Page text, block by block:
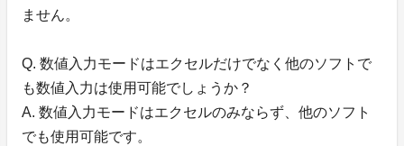
ません。
Q. 数値入力モードはエクセルだけでなく他のソフトで
も数値入力は使用可能でしょうか？
A. 数値入力モードはエクセルのみならず、他のソフト
でも使用可能です。